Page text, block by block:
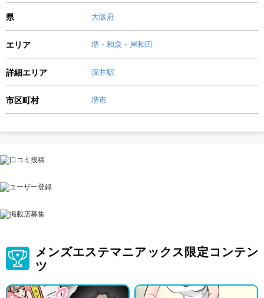
県 大阪府
エリア 堺・和泉・岸和田
詳細エリア 深井駅
市区町村 堺市
メンズエステマニアックス限定コンテン
ツ